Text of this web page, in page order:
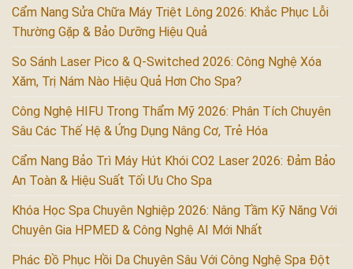
Cẩm Nang Sửa Chữa Máy Triệt Lông 2026: Khắc Phục Lỗi
Thường Gặp & Bảo Dưỡng Hiệu Quả
So Sánh Laser Pico & Q-Switched 2026: Công Nghệ Xóa
Xăm, Trị Nám Nào Hiệu Quả Hơn Cho Spa?
Công Nghệ HIFU Trong Thẩm Mỹ 2026: Phân Tích Chuyên
Sâu Các Thế Hệ & Ứng Dụng Nâng Cơ, Trẻ Hóa
Cẩm Nang Bảo Trì Máy Hút Khói CO2 Laser 2026: Đảm Bảo
An Toàn & Hiệu Suất Tối Ưu Cho Spa
Khóa Học Spa Chuyên Nghiệp 2026: Nâng Tầm Kỹ Năng Với
Chuyên Gia HPMED & Công Nghệ AI Mới Nhất
Phác Đồ Phục Hồi Da Chuyên Sâu Với Công Nghệ Spa Đột